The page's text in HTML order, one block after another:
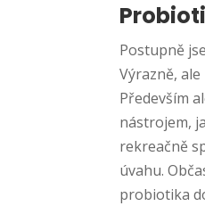
Postupně
Výrazně,
Především
nástrojem,
rekreačně
úvahu.
probiotika